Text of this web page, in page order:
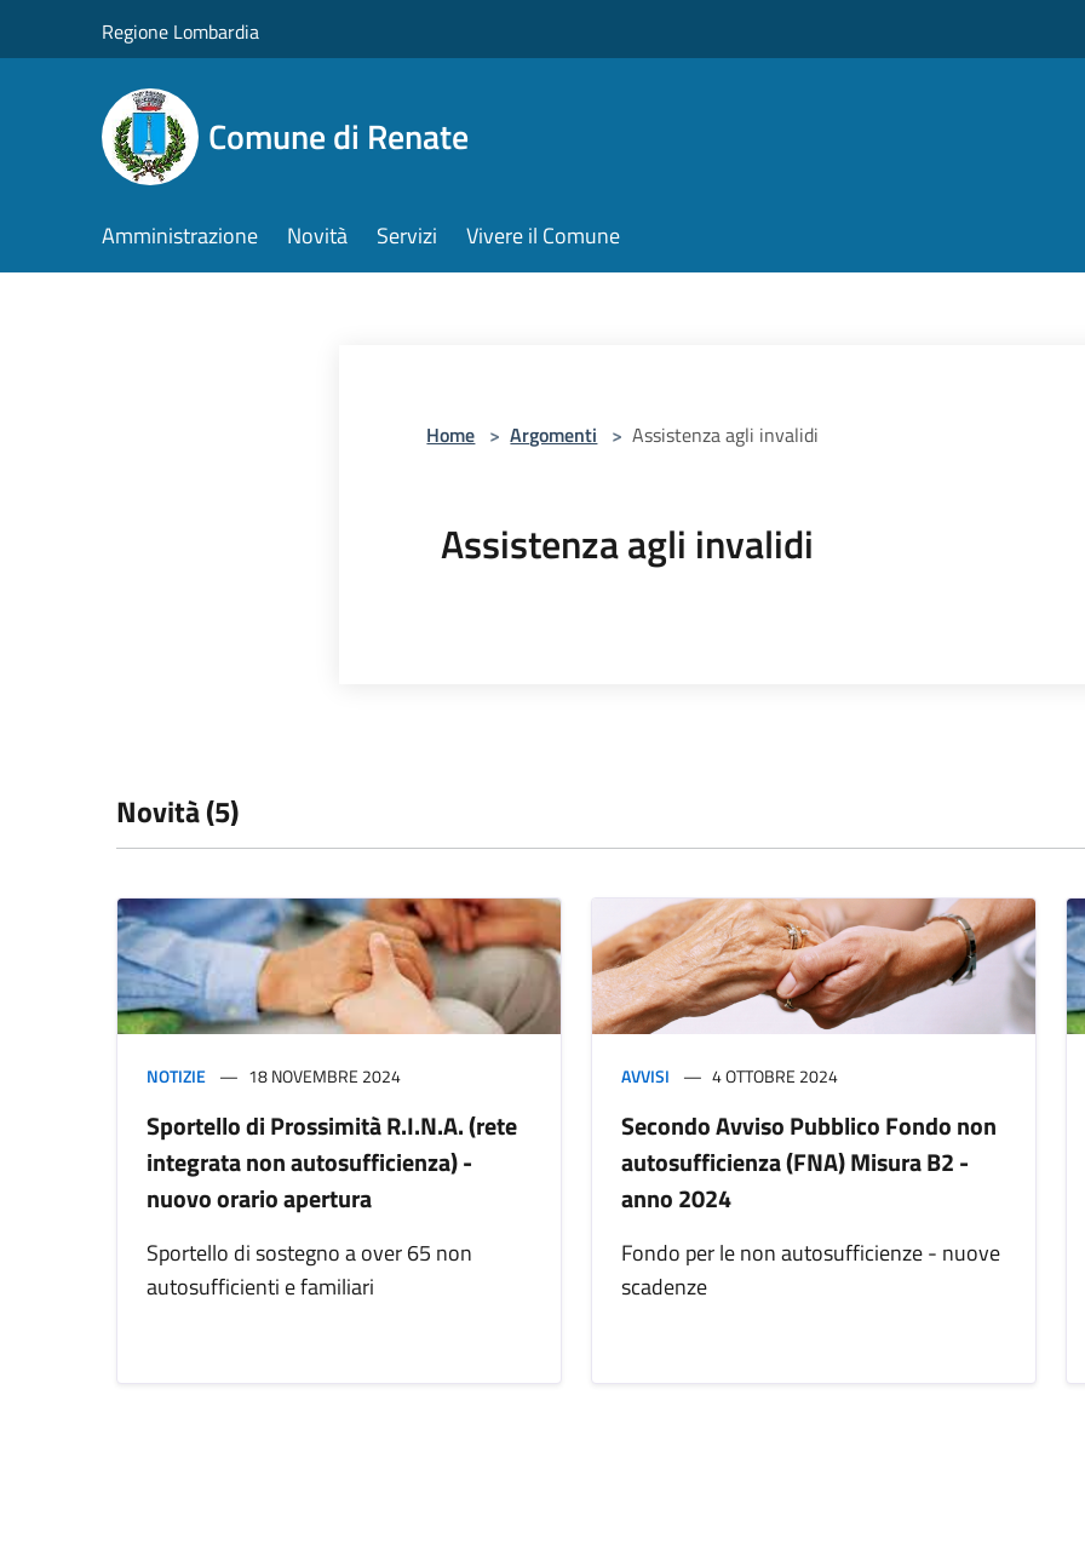
Regione Lombardia
Comune di Renate
Amministrazione Novità Servizi Vivere il Comune
Home > Argomenti > Assistenza agli invalidi
Assistenza agli invalidi
Novità (5)
NOTIZIE 18 NOVEMBRE 2024
Sportello di Prossimità R.I.N.A. (rete
integrata non autosufficienza) -
nuovo orario apertura
Sportello di sostegno a over 65 non
autosufficienti e familiari
AVVISI 4 OTTOBRE 2024
Secondo Avviso Pubblico Fondo non
autosufficienza (FNA) Misura B2 -
anno 2024
Fondo per le non autosufficienze - nuove
scadenze